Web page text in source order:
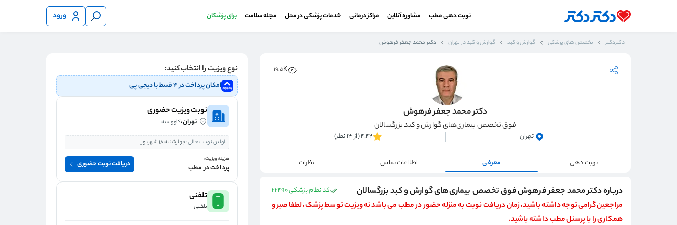
ورود نوبت دهی مطب مشاوره آنلاین مراکز درمانی خدمات پزشکی در محل مجله سلامت برای پزشکان
دکتردکتر تخصص های پزشکی گوارش و کبد گوارش و کبد در تهران دکتر محمد جعفر فرهوش
19.5K
دکتر محمد جعفر فرهوش
فوق تخصص بیماری‌های گوارش و کبد بزرگسالان
تهران 4.42 (از 13 نظر)
نوبت دهی معرفی اطلاعات تماس نظرات
نوع ویزیت را انتخاب کنید:
امکان پرداخت در ۴ قسط با دیجی پی
نوبت ویزیت حضوری
تهران،کاووسیه
اولین نوبت خالی:چهارشنبه 18 شهریور
هزینه ویزیت:
پرداخت در مطب دریافت نوبت حضوری
تلفنی
تلفنی
درباره دکتر محمد جعفر فرهوش فوق تخصص بیماری‌های گوارش و کبد بزرگسالان کد نظام پزشکی 22490
مراجعین گرامی توجه داشته باشید، زمان دریافت نوبت به منزله حضور در مطب می باشد نه ویزیت توسط پزشک، لطفا صبر و
همکاری را با پرسنل مطب داشته باشید.